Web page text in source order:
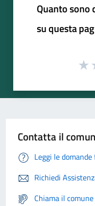
Quanto sono
su questa
Contatta il
Leggi le
Richiedi
Chiama il